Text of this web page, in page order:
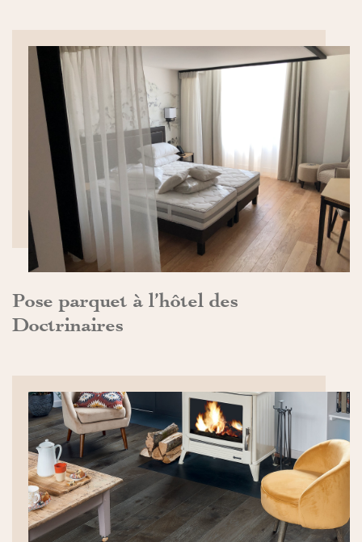
Pose parquet à l’hôtel des
Doctrinaires
DÉCOUVRIR>>
DÉCOUVRIR>>